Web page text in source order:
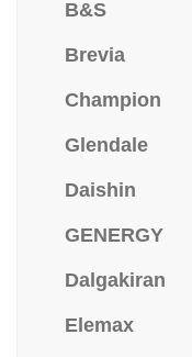
B&S
Brevia
Champion
Glendale
Daishin
GENERGY
Dalgakiran
Elemax